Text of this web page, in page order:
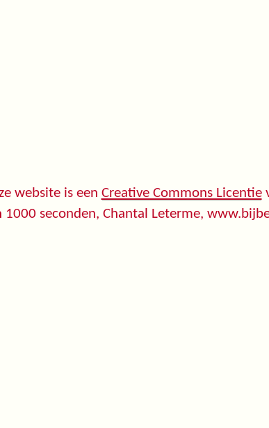
website is een Creative Commons Licentie
1000 seconden, Chantal Leterme,